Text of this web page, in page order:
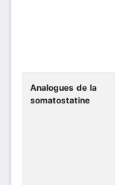
Analogues de la
somatostatine